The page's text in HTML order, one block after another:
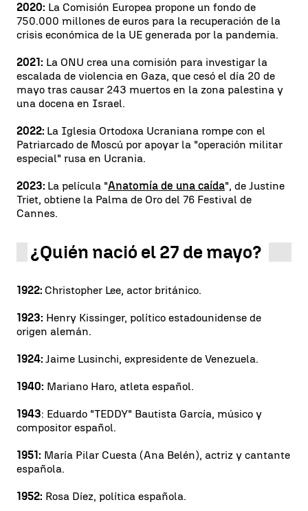
2020: La Comisión Europea propone un fondo de
750.000 millones de euros para la recuperación de la
crisis económica de la UE generada por la pandemia.
2021: La ONU crea una comisión para investigar la
escalada de violencia en Gaza, que cesó el día 20 de
mayo tras causar 243 muertos en la zona palestina y
una docena en Israel.
2022: La Iglesia Ortodoxa Ucraniana rompe con el
Patriarcado de Moscú por apoyar la "operación militar
especial" rusa en Ucrania.
2023: La película "Anatomía de una caída", de Justine
Triet, obtiene la Palma de Oro del 76 Festival de
Cannes.
¿Quién nació el 27 de mayo?
1922: Christopher Lee, actor británico.
1923: Henry Kissinger, político estadounidense de
origen alemán.
1924: Jaime Lusinchi, expresidente de Venezuela.
1940: Mariano Haro, atleta español.
1943: Eduardo "TEDDY" Bautista García, músico y
compositor español.
1951: María Pilar Cuesta (Ana Belén), actriz y cantante
española.
1952: Rosa Díez, política española.